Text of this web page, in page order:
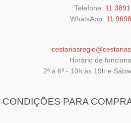
do
produto
Telefone: 11
WhatsApp: 11
Horário de
2ª à 6ª - 10h às 19h e
CONDIÇÕES PARA